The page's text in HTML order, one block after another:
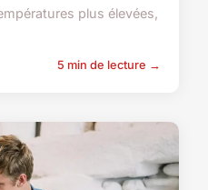
plus élevées,
5 min de lecture →